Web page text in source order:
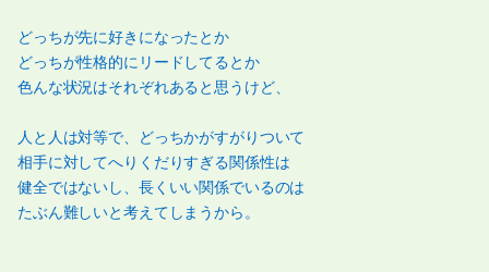
どっちが先に好きになったとか
どっちが性格的にリードしてるとか
色んな状況はそれぞれあると思うけど、
人と人は対等で、どっちかがすがりついて
相手に対してへりくだりすぎる関係性は
健全ではないし、長くいい関係でいるのは
たぶん難しいと考えてしまうから。